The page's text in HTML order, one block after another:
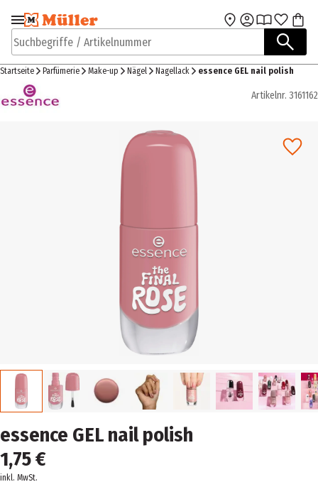
Zur Navigation
springen
Zum Hauptinhalt
Suchbegriffe / Artikelnummer
Startseite Parfümerie Make-up Nägel Nagellack essence GEL nail polish
Artikelnr. 3161162
essence GEL nail polish
1,75 €
inkl. MwSt.